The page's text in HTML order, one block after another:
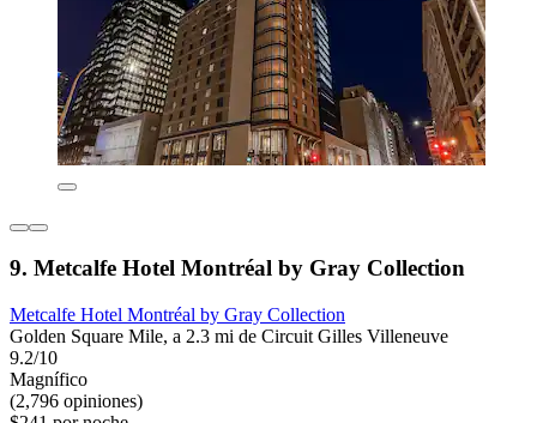
9. Metcalfe Hotel Montréal by Gray Collection
Metcalfe Hotel Montréal by Gray Collection
Golden Square Mile, a 2.3 mi de Circuit Gilles Villeneuve
9.2/10
Magnífico
(2,796 opiniones)